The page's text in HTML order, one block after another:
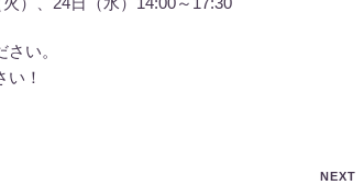
い。
！
NEXT